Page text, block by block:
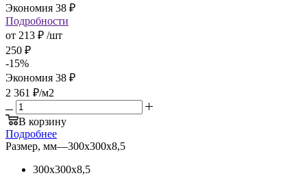
Экономия 38 ₽
Подробности
от 213 ₽ /шт
250 ₽
-15%
Экономия 38 ₽
2 361 ₽/м2
В корзину
Подробнее
Размер, мм—300х300х8,5
300х300х8,5